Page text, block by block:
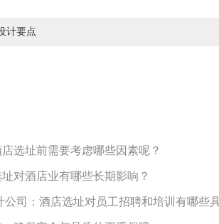
计要点
店选址前需要考虑哪些因素呢？
址对酒店业有哪些长期影响？
：酒店选址对员工招聘和培训有哪些具